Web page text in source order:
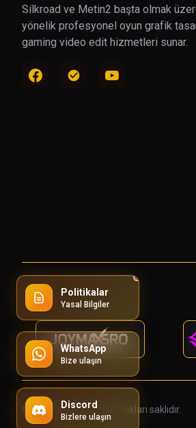
Silkroad ve Metin2 başta olmak
yönelik profesyonel oyun grafik
gaming video edit hizmetleri sunar.
© 2026 NGU Edit. Tüm hakları saklıdır.
Politikalar
Yasal Bilgiler
WhatsApp
Bize ulaşın
Discord
Bizlere ulaşın